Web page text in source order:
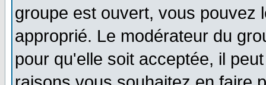
groupe est ouvert, vous pouvez
approprié. Le modérateur du
pour qu'elle soit acceptée, il